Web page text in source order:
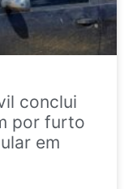
conclui
por furto
em